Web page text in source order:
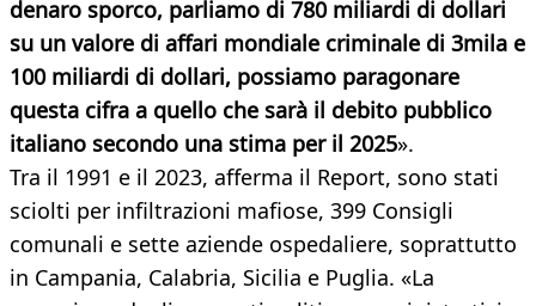
denaro sporco, parliamo di 780 miliardi di dollari
su un valore di affari mondiale criminale di 3mila e
100 miliardi di dollari, possiamo paragonare
questa cifra a quello che sarà il debito pubblico
italiano secondo una stima per il 2025».
Tra il 1991 e il 2023, afferma il Report, sono stati
sciolti per infiltrazioni mafiose, 399 Consigli
comunali e sette aziende ospedaliere, soprattutto
in Campania, Calabria, Sicilia e Puglia. «La